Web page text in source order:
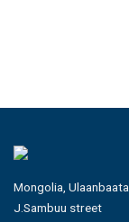
Mongolia,
J.Sambuu street